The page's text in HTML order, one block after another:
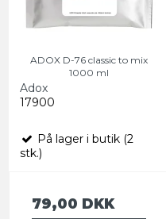
ADOX D-76 classic to mix
1000 ml
Adox
17900
På lager i butik (2
stk.)
79,00 DKK